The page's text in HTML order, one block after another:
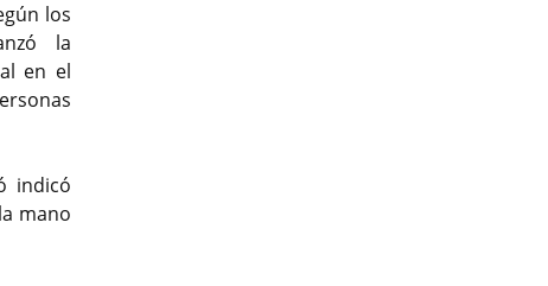
los
la
en el
indicó
mano